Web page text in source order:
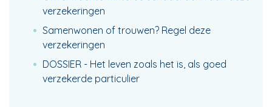
verzekeringen
Samenwonen of trouwen? Regel deze
verzekeringen
DOSSIER - Het leven zoals het is, als goed
verzekerde particulier